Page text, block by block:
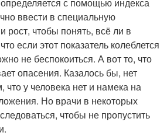
ввести в специальную
рост, чтобы понять, всё ли в
если этот показатель колеблется
не беспокоиться. А вот то, что
опасения. Казалось бы, нет
что у человека нет и намека на
Но врачи в некоторых
чтобы не пропустить